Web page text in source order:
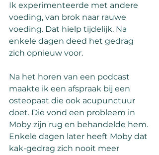
Ik experimenteerde met andere
voeding, van brok naar rauwe
voeding. Dat hielp tijdelijk. Na
enkele dagen deed het gedrag
zich opnieuw voor.
Na het horen van een podcast
maakte ik een afspraak bij een
osteopaat die ook acupunctuur
doet. Die vond een probleem in
Moby zijn rug en behandelde hem.
Enkele dagen later heeft Moby dat
kak-gedrag zich nooit meer